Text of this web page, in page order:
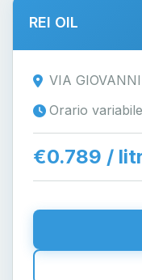
REI OIL
VIA
Orario variabile
€0.789 /